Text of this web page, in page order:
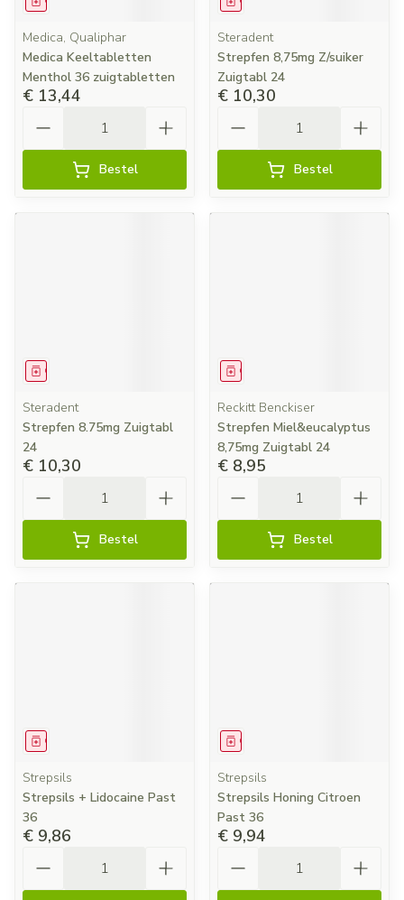
Medica, Qualiphar
Medica Keeltabletten
Menthol 36 zuigtabletten
€ 13,44
Bestel
Steradent
Strepfen 8,75mg Z/suiker
Zuigtabl 24
€ 10,30
Bestel
Geneesmiddel
Steradent
Strepfen 8.75mg Zuigtabl
24
€ 10,30
Bestel
Geneesmiddel
Reckitt Benckiser
Strepfen Miel&eucalyptus
8,75mg Zuigtabl 24
€ 8,95
Bestel
Geneesmiddel
Strepsils
Strepsils + Lidocaine Past
36
€ 9,86
Geneesmiddel
Strepsils
Strepsils Honing Citroen
Past 36
€ 9,94